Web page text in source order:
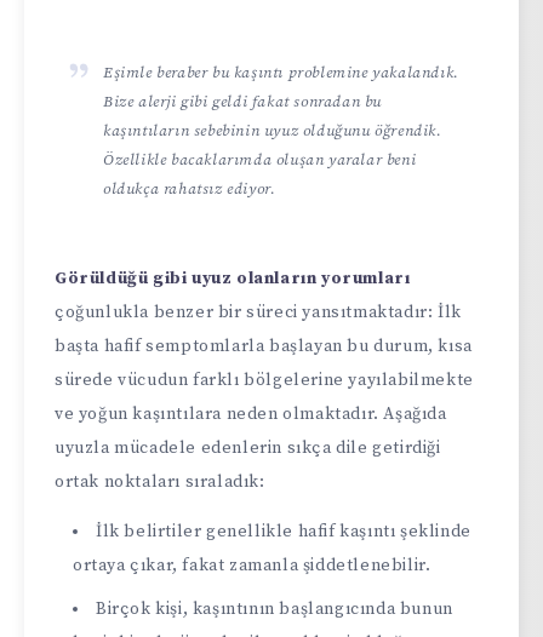
Eşimle beraber bu kaşıntı problemine yakalandık.
Bize alerji gibi geldi fakat sonradan bu
kaşıntıların sebebinin uyuz olduğunu öğrendik.
Özellikle bacaklarımda oluşan yaralar beni
oldukça rahatsız ediyor.
Görüldüğü gibi uyuz olanların yorumları
çoğunlukla benzer bir süreci yansıtmaktadır: İlk
başta hafif semptomlarla başlayan bu durum, kısa
sürede vücudun farklı bölgelerine yayılabilmekte
ve yoğun kaşıntılara neden olmaktadır. Aşağıda
uyuzla mücadele edenlerin sıkça dile getirdiği
ortak noktaları sıraladık:
İlk belirtiler genellikle hafif kaşıntı şeklinde
ortaya çıkar, fakat zamanla şiddetlenebilir.
Birçok kişi, kaşıntının başlangıcında bunun